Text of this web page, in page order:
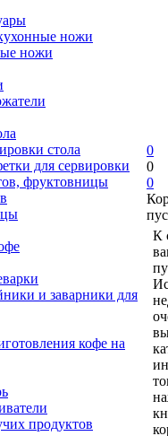
ножи
ножи
стола
для сервировки
фруктовницы
и заварники для
кофе на
продуктов
0
0
0
К